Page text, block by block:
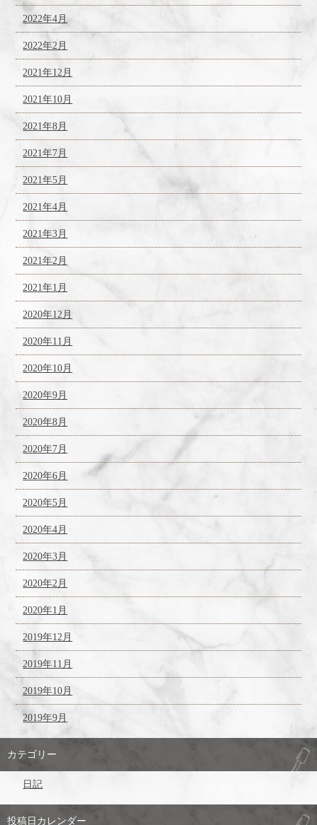
2022年4月
2022年2月
2021年12月
2021年10月
2021年8月
2021年7月
2021年5月
2021年4月
2021年3月
2021年2月
2021年1月
2020年12月
2020年11月
2020年10月
2020年9月
2020年8月
2020年7月
2020年6月
2020年5月
2020年4月
2020年3月
2020年2月
2020年1月
2019年12月
2019年11月
2019年10月
2019年9月
カテゴリー
日記
投稿日カレンダー